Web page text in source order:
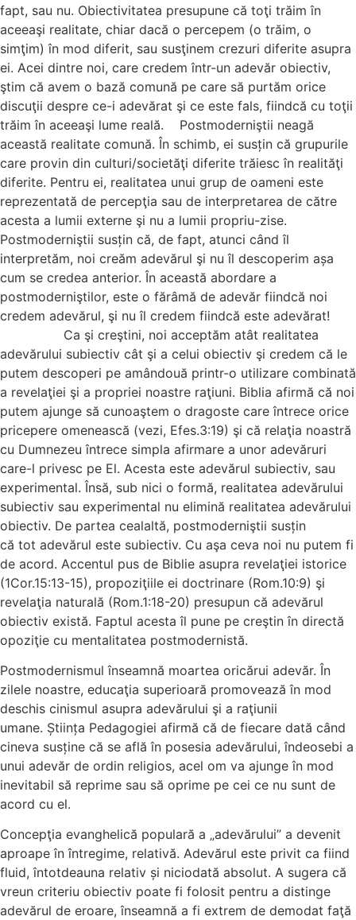
fapt, sau nu. Obiectivitatea presupune că toţi trăim în
aceeaşi realitate, chiar dacă o percepem (o trăim, o
simţim) în mod diferit, sau susţinem crezuri diferite asupra
ei. Acei dintre noi, care credem într-un adevăr obiectiv,
ştim că avem o bază comună pe care să purtăm orice
discuţii despre ce-i adevărat şi ce este fals, fiindcă cu toţii
trăim în aceeaşi lume reală. Postmoderniştii neagă
această realitate comună. În schimb, ei susțin că grupurile
care provin din culturi/societăţi diferite trăiesc în realităţi
diferite. Pentru ei, realitatea unui grup de oameni este
reprezentată de percepţia sau de interpretarea de către
acesta a lumii externe şi nu a lumii propriu-zise.
Postmoderniştii susțin că, de fapt, atunci când îl
interpretăm, noi creăm adevărul şi nu îl descoperim așa
cum se credea anterior. În această abordare a
postmoderniştilor, este o fărâmă de adevăr fiindcă noi
credem adevărul, şi nu îl credem fiindcă este adevărat!
Ca şi creştini, noi acceptăm atât realitatea
adevărului subiectiv cât şi a celui obiectiv şi credem că le
putem descoperi pe amândouă printr-o utilizare combinată
a revelaţiei şi a propriei noastre raţiuni. Biblia afirmă că noi
putem ajunge să cunoaştem o dragoste care întrece orice
pricepere omenească (vezi, Efes.3:19) şi că relaţia noastră
cu Dumnezeu întrece simpla afirmare a unor adevăruri
care-l privesc pe El. Acesta este adevărul subiectiv, sau
experimental. Însă, sub nici o formă, realitatea adevărului
subiectiv sau experimental nu elimină realitatea adevărului
obiectiv. De partea cealaltă, postmoderniştii susțin
că tot adevărul este subiectiv. Cu aşa ceva noi nu putem fi
de acord. Accentul pus de Biblie asupra revelaţiei istorice
(1Cor.15:13-15), propoziţiile ei doctrinare (Rom.10:9) şi
revelaţia naturală (Rom.1:18-20) presupun că adevărul
obiectiv există. Faptul acesta îl pune pe creştin în directă
opoziţie cu mentalitatea postmodernistă.
Postmodernismul înseamnă moartea oricărui adevăr. În
zilele noastre, educaţia superioară promovează în mod
deschis cinismul asupra adevărului şi a raţiunii
umane. Știința Pedagogiei afirmă că de fiecare dată când
cineva susține că se află în posesia adevărului, îndeosebi a
unui adevăr de ordin religios, acel om va ajunge în mod
inevitabil să reprime sau să oprime pe cei ce nu sunt de
acord cu el.
Concepţia evanghelică populară a „adevărului” a devenit
aproape în întregime, relativă. Adevărul este privit ca fiind
fluid, întotdeauna relativ și niciodată absolut. A sugera că
vreun criteriu obiectiv poate fi folosit pentru a distinge
adevărul de eroare, înseamnă a fi extrem de demodat faţă